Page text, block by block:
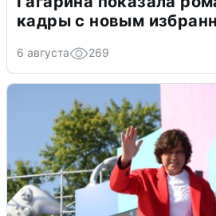
кадры с новым
6 августа 269